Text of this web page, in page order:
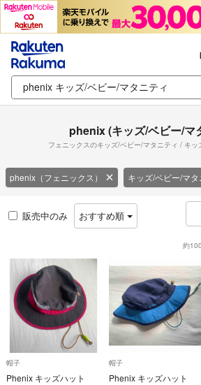
phenix (キッズ/ベビー/マ
フェニックスのキッズ/ベビー/マタニティ / キッ
phenix（フェニックス） キッズ/ベビー/マタ
販売中のみ おすすめ順
約
帽子
Phenix キッズハット
帽子
Phenix キッズハット